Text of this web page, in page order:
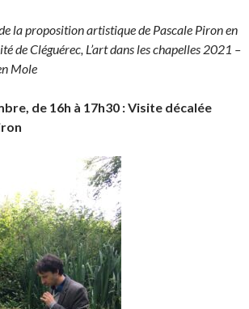
la proposition artistique de Pascale Piron en
de Cléguérec, L’art dans les chapelles 2021 –
Mole
de 16h à 17h30 : Visite décalée